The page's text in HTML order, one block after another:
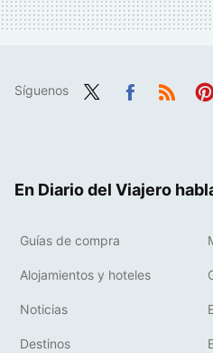
Síguenos
En Diario del Viajero
Guías de compra
Alojamientos y hoteles
Noticias
Destinos